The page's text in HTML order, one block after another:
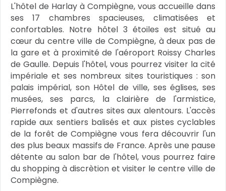
L'hôtel de Harlay à Compiègne, vous accueille dans
ses 17 chambres spacieuses, climatisées et
confortables. Notre hôtel 3 étoiles est situé au
cœur du centre ville de Compiègne, à deux pas de
la gare et à proximité de l'aéroport Roissy Charles
de Gaulle. Depuis l'hôtel, vous pourrez visiter la cité
impériale et ses nombreux sites touristiques : son
palais impérial, son Hôtel de ville, ses églises, ses
musées, ses parcs, la clairière de l'armistice,
Pierrefonds et d'autres sites aux alentours. L'accès
rapide aux sentiers balisés et aux pistes cyclables
de la forêt de Compiègne vous fera découvrir l'un
des plus beaux massifs de France. Après une pause
détente au salon bar de l'hôtel, vous pourrez faire
du shopping à discrètion et visiter le centre ville de
Compiègne.